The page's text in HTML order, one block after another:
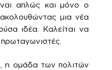
απλώς και μόνο ο
μια νέα
ιδέα. Καλείται να
η ομάδα των πολιτών